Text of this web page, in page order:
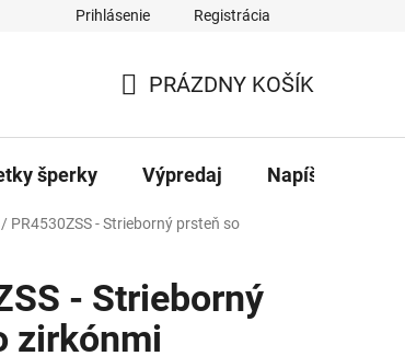
Prihlásenie Registrácia
KOŠÍK
PRÁZDNY KOŠÍK
šperky Výpredaj Napíšte nám
/ PR4530ZSS - Strieborný prsteň so
- Strieborný
zirkónmi